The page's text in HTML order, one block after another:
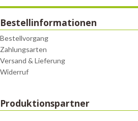
Bestellinformationen
Bestellvorgang
Zahlungsarten
Versand & Lieferung
Widerruf
Produktionspartner